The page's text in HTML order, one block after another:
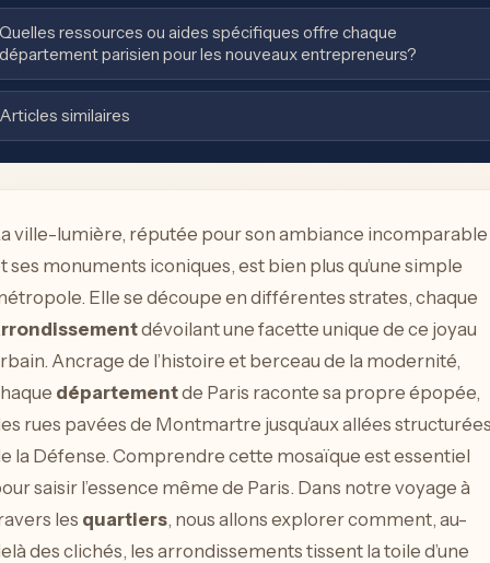
ressources ou aides spécifiques offre chaque
parisien pour les nouveaux entrepreneurs?
similaires
ville-lumière, réputée pour son ambiance incomparable
ses monuments iconiques, est bien plus qu’une simple
Elle se découpe en différentes strates, chaque
dévoilant une facette unique de ce joyau
Ancrage de l’histoire et berceau de la modernité,
départementde Paris raconte sa propre épopée,
rues pavées de Montmartre jusqu’aux allées
la Défense. Comprendre cette mosaïque est essentiel
saisir l’essence même de Paris. Dans notre voyage à
les quartiers, nous allons explorer comment, au-
des clichés, les arrondissements tissent la toile d’une